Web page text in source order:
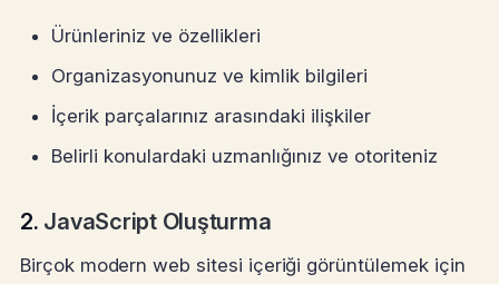
Ürünleriniz ve özellikleri
Organizasyonunuz ve kimlik bilgileri
İçerik parçalarınız arasındaki ilişkiler
Belirli konulardaki uzmanlığınız ve otoriteniz
2. JavaScript Oluşturma
Birçok modern web sitesi içeriği görüntülemek için